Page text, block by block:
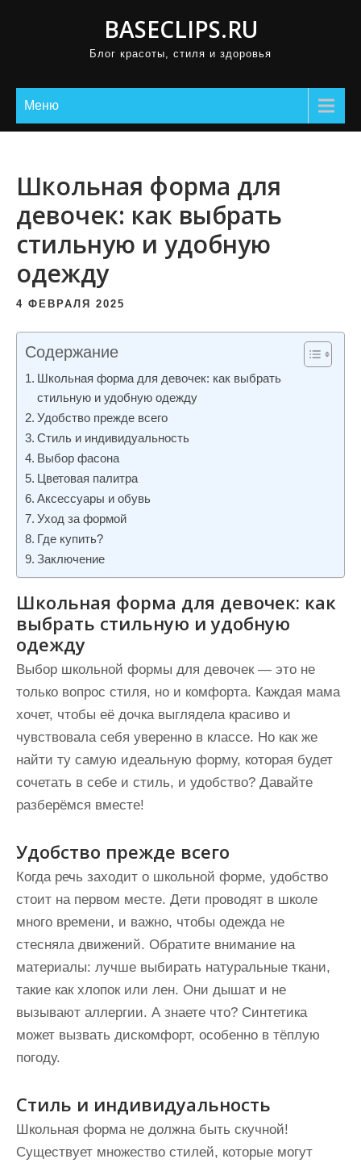
BASECLIPS.RU
Блог красоты, стиля и здоровья
Меню
Школьная форма для
девочек: как выбрать
стильную и удобную
одежду
4 ФЕВРАЛЯ 2025
Содержание
Школьная форма для девочек: как выбрать
стильную и удобную одежду
Удобство прежде всего
Стиль и индивидуальность
Выбор фасона
Цветовая палитра
Аксессуары и обувь
Уход за формой
Где купить?
Заключение
Школьная форма для девочек: как
выбрать стильную и удобную
одежду
Выбор школьной формы для девочек — это не
только вопрос стиля, но и комфорта. Каждая мама
хочет, чтобы её дочка выглядела красиво и
чувствовала себя уверенно в классе. Но как же
найти ту самую идеальную форму, которая будет
сочетать в себе и стиль, и удобство? Давайте
разберёмся вместе!
Удобство прежде всего
Когда речь заходит о школьной форме, удобство
стоит на первом месте. Дети проводят в школе
много времени, и важно, чтобы одежда не
стесняла движений. Обратите внимание на
материалы: лучше выбирать натуральные ткани,
такие как хлопок или лен. Они дышат и не
вызывают аллергии. А знаете что? Синтетика
может вызвать дискомфорт, особенно в тёплую
погоду.
Стиль и индивидуальность
Школьная форма не должна быть скучной!
Существует множество стилей, которые могут